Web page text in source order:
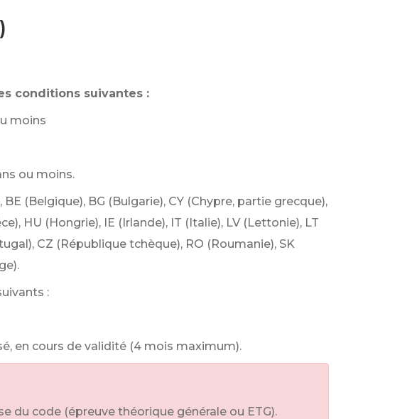
conditions suivantes :
moins
ou moins.
(Belgique), BG (Bulgarie), CY (Chypre, partie grecque),
HU (Hongrie), IE (Irlande), IT (Italie), LV (Lettonie), LT
CZ (République tchèque), RO (Roumanie), SK
:
en cours de validité (4 mois maximum).
du code (épreuve théorique générale ou ETG).